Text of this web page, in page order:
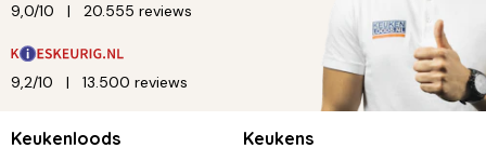
9,0/10 20.555 reviews
9,2/10 13.500 reviews
Keukenloods Keukens